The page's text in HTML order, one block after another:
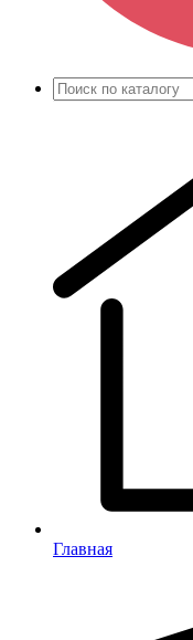
Главная